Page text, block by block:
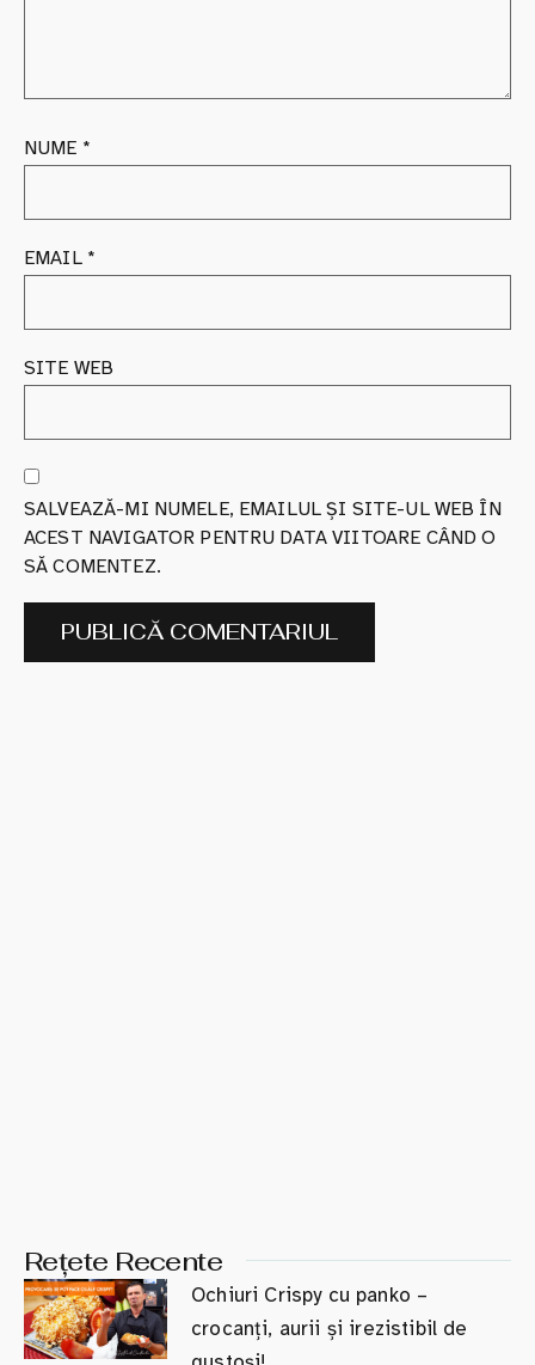
NUME *
EMAIL *
SITE WEB
SALVEAZĂ-MI NUMELE, EMAILUL ȘI SITE-UL WEB ÎN
ACEST NAVIGATOR PENTRU DATA VIITOARE CÂND O
SĂ COMENTEZ.
Rețete Recente
Ochiuri Crispy cu panko –
crocanți, aurii și irezistibil de